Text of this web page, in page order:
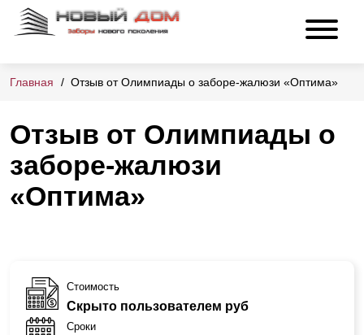
Главная Отзыв от Олимпиады о заборе-жалюзи «Оптима»
Отзыв от Олимпиады о
заборе-жалюзи
«Оптима»
Стоимость
Скрыто пользователем руб
Сроки